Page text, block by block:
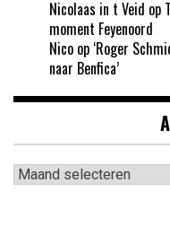
Nicolaas in t Veid op
moment Feyenoord
Nico op ‘Roger
naar Benfica’
Archieven